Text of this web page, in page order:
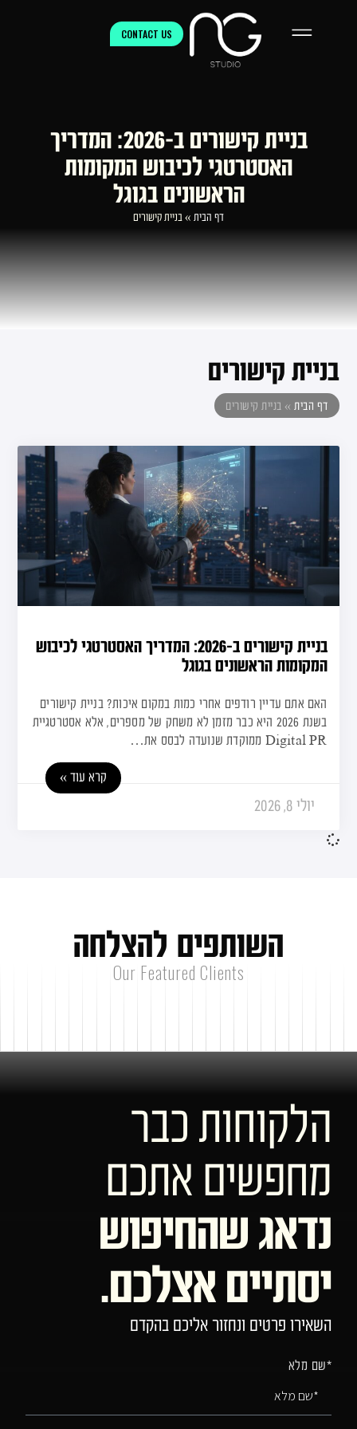
CONTACT US
בניית קישורים ב-2026: המדריך
האסטרטגי לכיבוש המקומות
הראשונים בגוגל
דף הבית » בניית קישורים
בניית קישורים
דף הבית» בניית קישורים
בניית קישורים ב-2026: המדריך האסטרטגי לכיבוש
המקומות הראשונים בגוגל
האם אתם עדיין רודפים אחרי כמות במקום איכות? בניית קישורים
בשנת 2026 היא כבר מזמן לא משחק של מספרים, אלא אסטרטגיית
Digital PR ממוקדת שנועדה לבסס את…
קרא עוד »
יולי 8, 2026
השותפים להצלחה
Our Featured Clients
הלקוחות כבר
מחפשים אתכם
נדאג שהחיפוש
יסתיים אצלכם.
השאירו פרטים ונחזור אליכם בהקדם
*שם מלא